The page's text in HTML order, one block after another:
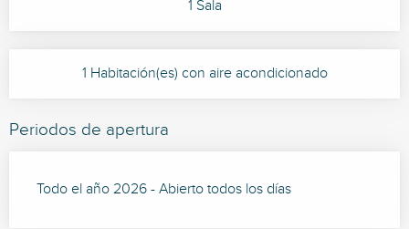
1 Sala
1 Habitación(es) con aire acondicionado
Periodos de apertura
Todo el año 2026 - Abierto todos los días